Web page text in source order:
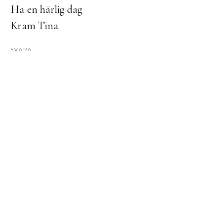
Ha en härlig dag
Kram Tina
SVARA